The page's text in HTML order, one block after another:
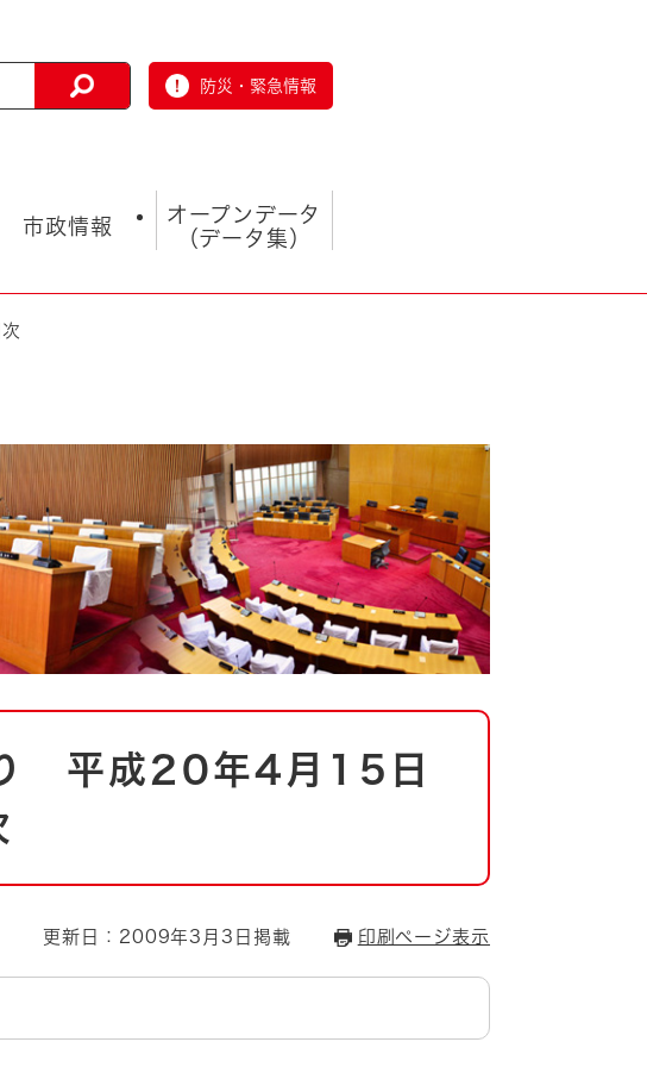
防災・緊急情報
り・協働
護
とじる
市政情報
オープンデータ
（データ集）
平成20年4月15日
更新日：2009年3月3日掲載 印刷ページ表示